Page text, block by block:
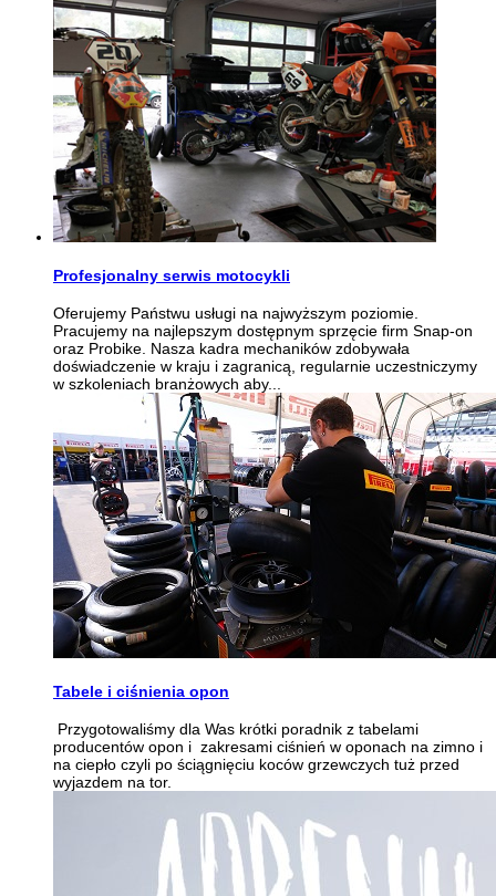
Profesjonalny serwis motocykli
Oferujemy Państwu usługi na najwyższym poziomie.
Pracujemy na najlepszym dostępnym sprzęcie firm Snap-on
oraz Probike. Nasza kadra mechaników zdobywała
doświadczenie w kraju i zagranicą, regularnie uczestniczymy
w szkoleniach branżowych aby...
Tabele i ciśnienia opon
Przygotowaliśmy dla Was krótki poradnik z tabelami
producentów opon i zakresami ciśnień w oponach na zimno i
na ciepło czyli po ściągnięciu koców grzewczych tuż przed
wyjazdem na tor.